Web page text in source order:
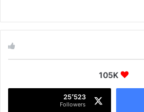
105K
25٬523
Followers